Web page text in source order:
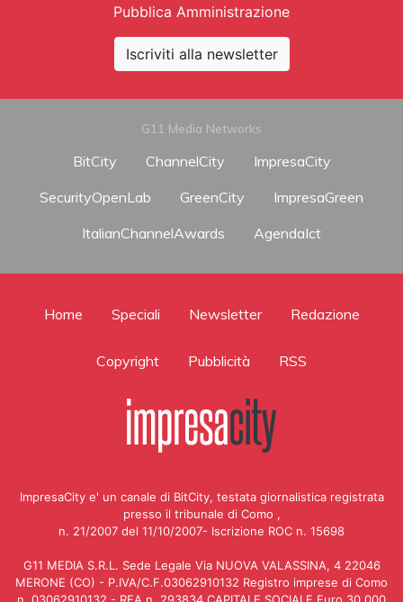
Pubblica Amministrazione
Iscriviti alla newsletter
G11 Media Networks
BitCity ChannelCity
ImpresaCity
SecurityOpenLab
GreenCity
ImpresaGreen
ItalianChannelAwards
AgendaIct
Home Speciali Newsletter Redazione
Copyright Pubblicità RSS
ImpresaCity e' un canale di BitCity, testata giornalistica registrata
presso il tribunale di Como ,
n. 21/2007 del 11/10/2007- Iscrizione ROC n. 15698
G11 MEDIA S.R.L. Sede Legale Via NUOVA VALASSINA, 4 22046
MERONE (CO) - P.IVA/C.F.03062910132 Registro imprese di Como
n. 03062910132 - REA n. 293834 CAPITALE SOCIALE Euro 30.000